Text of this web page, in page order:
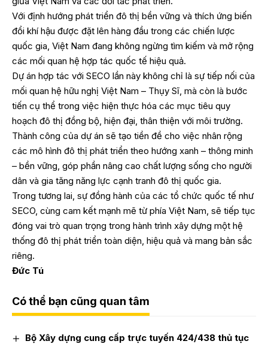
Với định hướng phát triển đô thị bền vững và thích ứng biến
đổi khí hậu được đặt lên hàng đầu trong các chiến lược
quốc gia, Việt Nam đang không ngừng tìm kiếm và mở rộng
các mối quan hệ hợp tác quốc tế hiệu quả.
Dự án hợp tác với SECO lần này không chỉ là sự tiếp nối của
mối quan hệ hữu nghị Việt Nam – Thụy Sĩ, mà còn là bước
tiến cụ thể trong việc hiện thực hóa các mục tiêu quy
hoạch đô thị đồng bộ, hiện đại, thân thiện với môi trường.
Thành công của dự án sẽ tạo tiền đề cho việc nhân rộng
các mô hình đô thị phát triển theo hướng xanh – thông minh
– bền vững, góp phần nâng cao chất lượng sống cho người
dân và gia tăng năng lực cạnh tranh đô thị quốc gia.
Trong tương lai, sự đồng hành của các tổ chức quốc tế như
SECO, cùng cam kết mạnh mẽ từ phía Việt Nam, sẽ tiếp tục
đóng vai trò quan trọng trong hành trình xây dựng một hệ
thống đô thị phát triển toàn diện, hiệu quả và mang bản sắc
riêng.
Đức Tú
Có thể bạn cũng quan tâm
Bộ Xây dựng cung cấp trực tuyến 424/438 thủ tục